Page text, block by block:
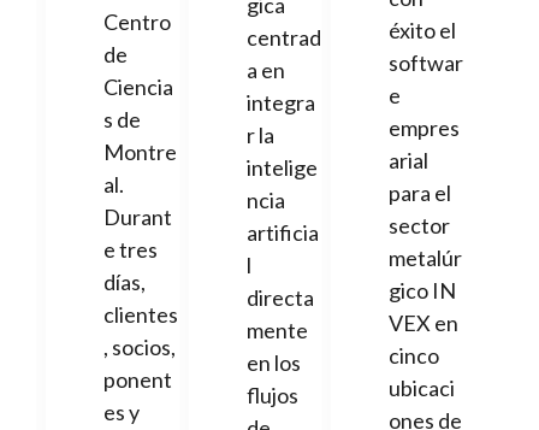
Centro
de
Ciencia
s de
Montre
al.
Durant
e tres
días,
clientes
, socios,
ponent
es y
centrad
a en
integra
r la
intelige
ncia
artificia
l
directa
mente
en los
flujos
éxito el
softwar
e
empres
arial
para el
sector
metalúr
gico IN
VEX en
cinco
ubicaci
ones de